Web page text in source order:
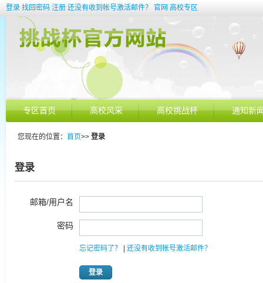
登录 找回密码 注册 还没有收到帐号激活邮件？ 官网 高校专区
专区首页 高校风采 高校挑战杯 通知新
您现在的位置： 首页>> 登录
登录
邮箱/用户名
密码
忘记密码了？ 还没有收到帐号激活邮件？
登录